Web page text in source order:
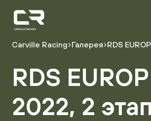
version="1.0"
encoding="utf-
О команде
Пилоты
Партнёры
Carville Racing Галерея RDS
RDS
2022, 2